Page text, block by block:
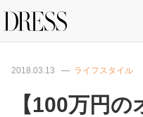
2018.03.13 ライフスタイル
【100万円